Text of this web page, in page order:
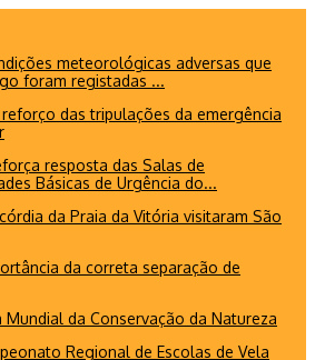
meteorológicas adversas que
foram registadas ...
das tripulações da emergência
resposta das Salas de
Básicas de Urgência do...
da Praia da Vitória visitaram São
da correta separação de
da Conservação da Natureza
Regional de Escolas de Vela